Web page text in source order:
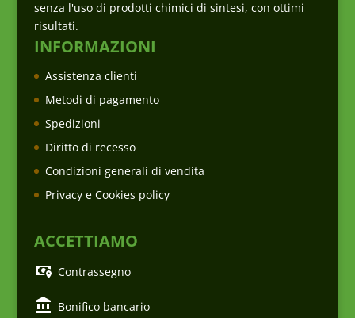
senza l'uso di prodotti chimici di sintesi, con ottimi
risultati.
INFORMAZIONI
Assistenza clienti
Metodi di pagamento
Spedizioni
Diritto di recesso
Condizioni generali di vendita
Privacy e Cookies policy
ACCETTIAMO
Contrassegno
Bonifico bancario